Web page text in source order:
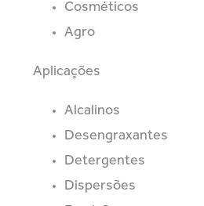
Cosméticos
Agro
Aplicações
Alcalinos
Desengraxantes
Detergentes
Dispersões